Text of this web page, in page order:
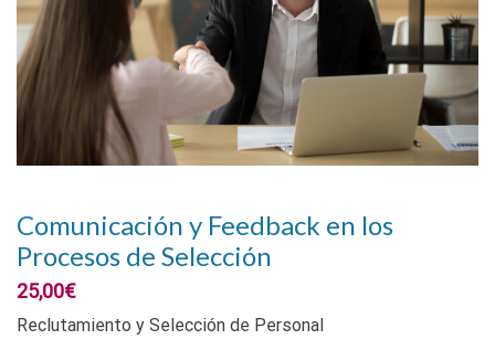
Comunicación y Feedback en los
Procesos de Selección
25,00€
Reclutamiento y Selección de Personal